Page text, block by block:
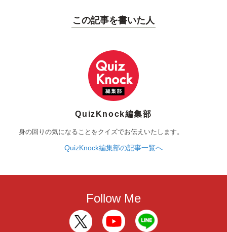
この記事を書いた人
QuizKnock編集部
身の回りの気になることをクイズでお伝えいたします。
QuizKnock編集部の記事一覧へ
Follow Me